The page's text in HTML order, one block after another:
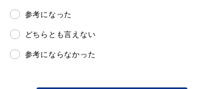
防災・防犯メール
気象情報リンク集
参考になった
どちらとも言えない
参考にならなかった